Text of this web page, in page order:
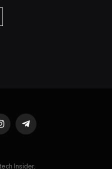
Telegram
Insider.